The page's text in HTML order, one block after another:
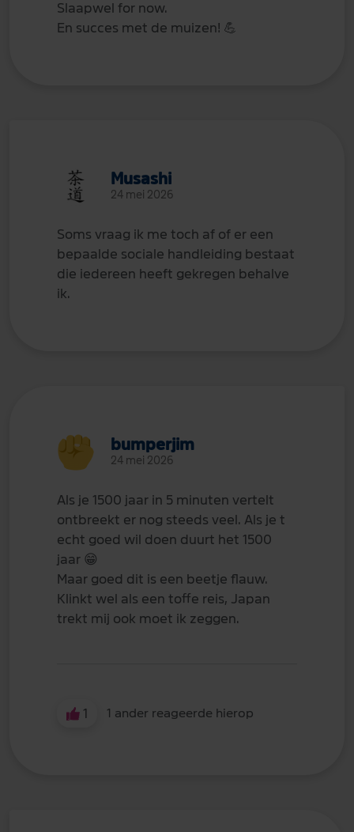
Slaapwel for now.
En succes met de muizen! 💪
Musashi
24 mei 2026
Soms vraag ik me toch af of er een
bepaalde sociale handleiding bestaat
die iedereen heeft gekregen behalve
ik.
bumperjim
24 mei 2026
Als je 1500 jaar in 5 minuten vertelt
ontbreekt er nog steeds veel. Als je t
echt goed wil doen duurt het 1500
jaar 😁
Maar goed dit is een beetje flauw.
Klinkt wel als een toffe reis, Japan
trekt mij ook moet ik zeggen.
1 1 ander reageerde hierop